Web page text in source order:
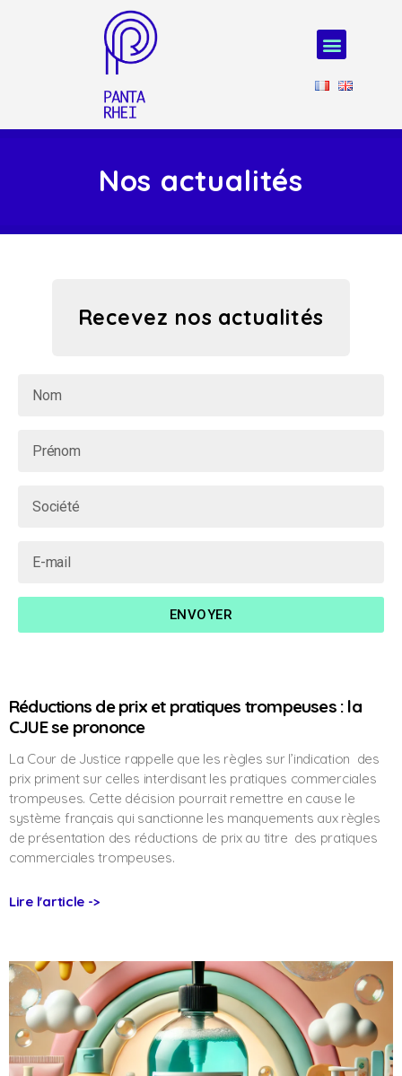
Nos actualités
Recevez nos actualités
ENVOYER
Réductions de prix et pratiques trompeuses : la
CJUE se prononce
La Cour de Justice rappelle que les règles sur l’indication des
prix priment sur celles interdisant les pratiques commerciales
trompeuses. Cette décision pourrait remettre en cause le
système français qui sanctionne les manquements aux règles
de présentation des réductions de prix au titre des pratiques
commerciales trompeuses.
Lire l'article ->